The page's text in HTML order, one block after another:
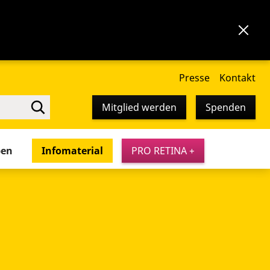
Presse Kontakt
Mitglied werden Spenden
Infomaterial PRO RETINA +